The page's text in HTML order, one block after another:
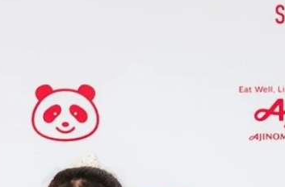
The Heartbeat by “AminoScience” ร่วมเปิดเผย
ขับเคลื่อนด้วยเทคโนโลยีทางอาหาร และข้อมูลพฤติกรรม
Wellness ในประเทศไทย ซึ่งมีมูลค่ามากกว่า 1.5 ล้านล้าน
รวมในประเทศ (GDP) กลุ่มธุรกิจเทคโนโลยีและองค์